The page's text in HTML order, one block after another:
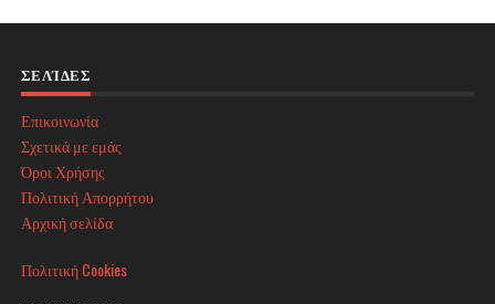
ΣΕΛΊΔΕΣ
Επικοινωνία
Σχετικά με εμάς
Όροι Χρήσης
Πολιτική Απορρήτου
Αρχική σελίδα
Πολιτική Cookies